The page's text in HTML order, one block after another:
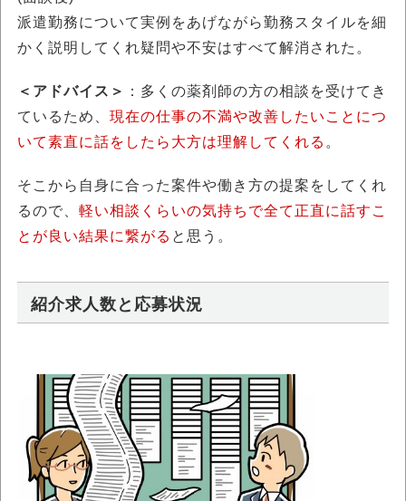
派遣勤務について実例をあげながら勤務スタイルを細
かく説明してくれ疑問や不安はすべて解消された。
＜アドバイス＞
：多くの薬剤師の方の相談を受けてき
ているため、 現在の仕事の不満や改善したいことにつ
いて素直に話をしたら大方は理解してくれる 。
そこから自身に合った案件や働き方の提案をしてくれ
るので、 軽い相談くらいの気持ちで全て正直に話すこ
とが良い結果に繋がる と思う。
紹介求人数と応募状況